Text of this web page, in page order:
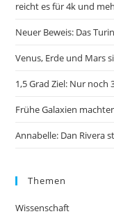
reicht es für 4k und
Neuer Beweis: Das
Venus, Erde und Mars
1,5 Grad Ziel: Nur noch
Frühe Galaxien
Annabelle: Dan Rivera
Themen
Wissenschaft